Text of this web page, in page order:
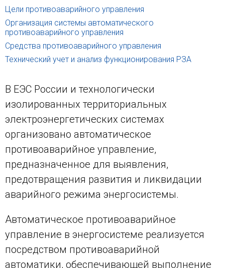
Цели противоаварийного управления
Организация системы автоматического
противоаварийного управления
Средства противоаварийного управления
Технический учет и анализ функционирования РЗА
В ЕЭС России и технологически
изолированных территориальных
электроэнергетических системах
организовано автоматическое
противоаварийное управление,
предназначенное для выявления,
предотвращения развития и ликвидации
аварийного режима энергосистемы.
Автоматическое противоаварийное
управление в энергосистеме реализуется
посредством противоаварийной
автоматики, обеспечивающей выполнение